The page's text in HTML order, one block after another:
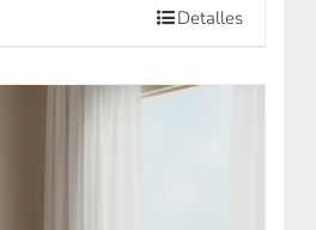
Detalles